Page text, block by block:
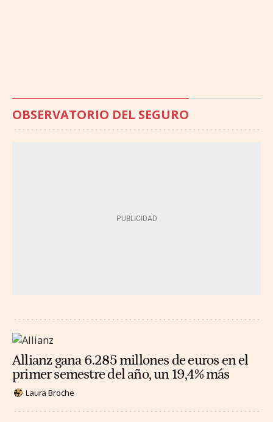
OBSERVATORIO DEL SEGURO
Allianz gana 6.285 millones de euros en el
primer semestre del año, un 19,4% más
Laura Broche